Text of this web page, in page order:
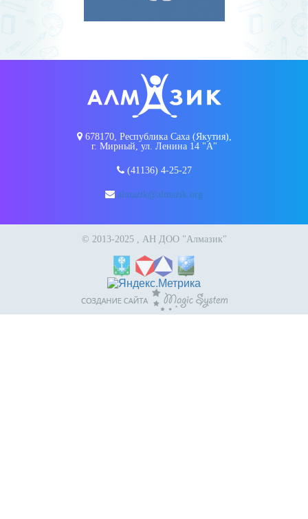
678170, Республика Саха (Якутия),
г. Мирный, ул. Ленина 14 "А"
(41136) 4-25-27
almazik@almazik.org
© 2013-2025 , АН ДОО "Алмазик"